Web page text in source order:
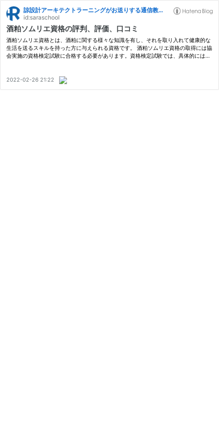
諒設計アーキテクトラーニングがお送りする通信教育ブログ
id:saraschool
酒粕ソムリエ資格の評判、評価、口コミ
酒粕ソムリエ資格とは、酒粕に関する様々な知識を有し、それを取り入れて健康的な
生活を送るスキルを持った方に与えられる資格です。 酒粕ソムリエ資格の取得には協
会実施の資格検定試験に合格する必要があります。資格検定試験では、具体的には酒
2022-02-26 21:22